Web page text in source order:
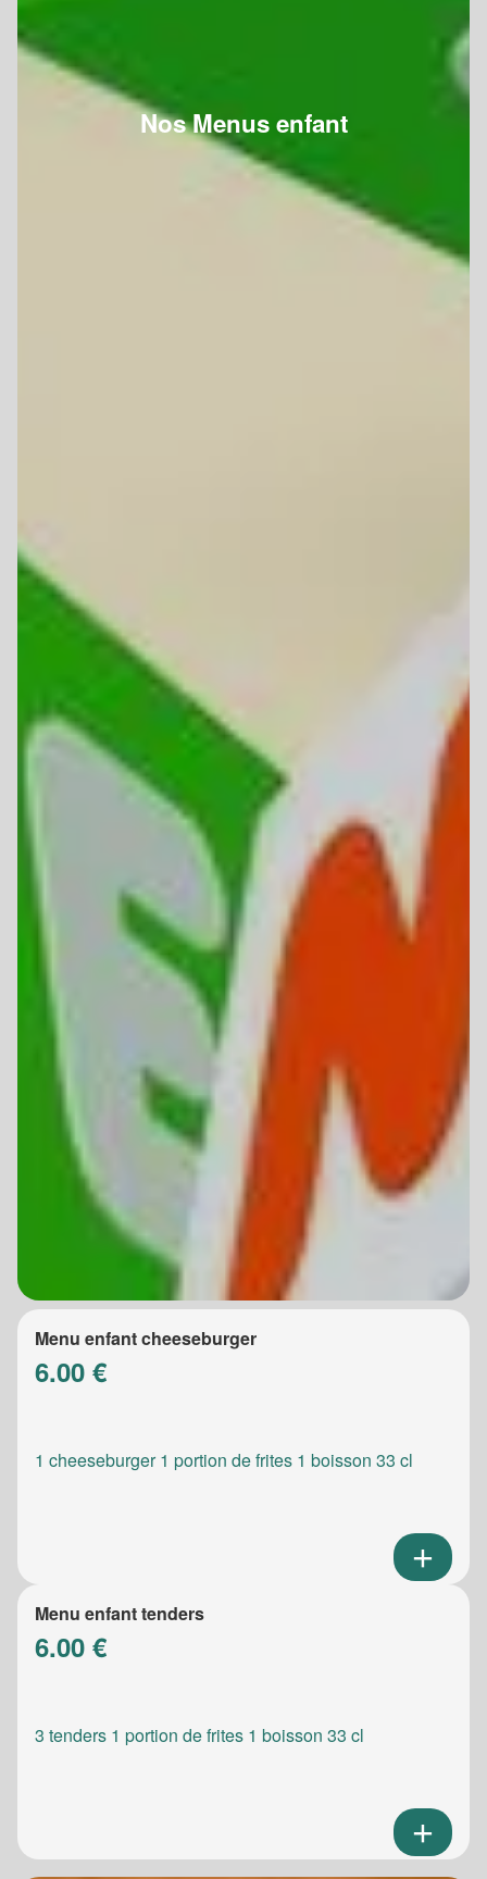
Nos Menus enfant
Menu enfant cheeseburger
6.00 €
1 cheeseburger 1 portion de frites 1 boisson 33 cl
Menu enfant tenders
6.00 €
3 tenders 1 portion de frites 1 boisson 33 cl